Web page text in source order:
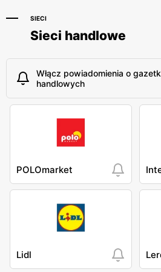
SIECI
Sieci handlowe
Włącz powiadomienia o
handlowych
POLOmarket
Lidl